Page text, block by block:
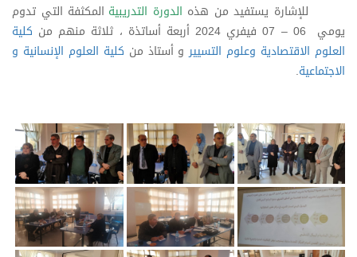
للإشارة يستفيد من هذه الدورة التدريبية المكثفة التي تدوم
يومي 06 – 07 فيفري 2024 أربعة أساتذة ، ثلاثة منهم من
كلية
العلوم الاقتصادية وعلوم التسييرو أستاذ من كلية العلوم الإنسانية و
الاجتماعية.